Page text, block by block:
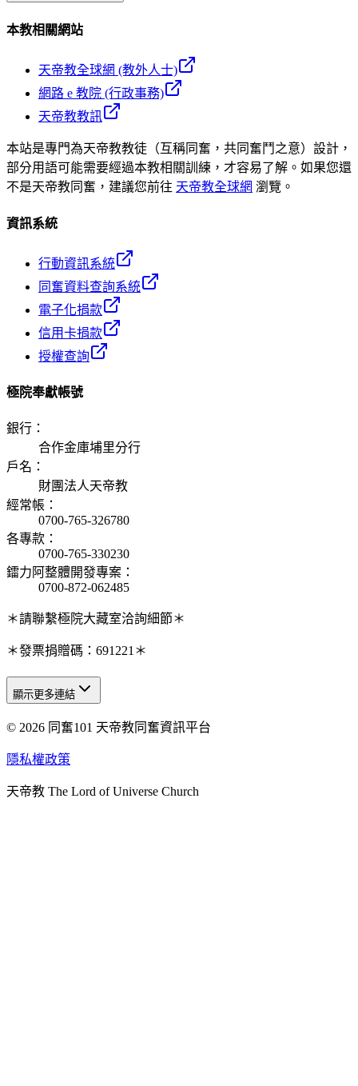
本教相關網站
天帝教全球網 (教外人士)
網路 e 教院 (行政事務)
天帝教教訊
本站是專門為天帝教教徒（互稱同奮，共同奮鬥之意）設計，
部分用語可能需要經過本教相關訓練，才容易了解。如果您還
不是天帝教同奮，建議您前往 天帝教全球網 瀏覽。
資訊系統
行動資訊系統
同奮資料查詢系統
電子化捐款
信用卡捐款
授權查詢
極院奉獻帳號
銀行 ：
合作金庫埔里分行
戶名 ：
財團法人天帝教
經常帳 ：
0700-765-326780
各專款 ：
0700-765-330230
鐳力阿整體開發專案 ：
0700-872-062485
＊請聯繫極院大藏室洽詢細節＊
＊發票捐贈碼：691221＊
天人研究總院
天人研究學院
天人炁功院
顯示更多連結
© 2026 同奮101 天帝教同奮資訊平台
隱私權政策
天帝教 The Lord of Universe Church